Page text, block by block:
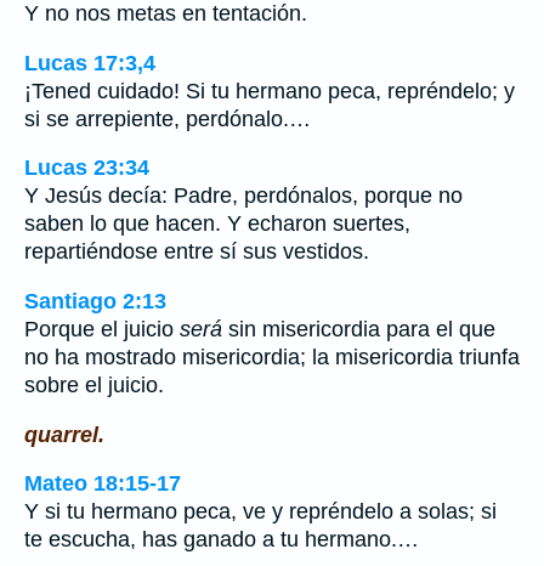
Y no nos metas en tentación.
Lucas 17:3,4
¡Tened cuidado! Si tu hermano peca, repréndelo; y
si se arrepiente, perdónalo.…
Lucas 23:34
Y Jesús decía: Padre, perdónalos, porque no
saben lo que hacen. Y echaron suertes,
repartiéndose entre sí sus vestidos.
Santiago 2:13
Porque el juicio será sin misericordia para el que
no ha mostrado misericordia; la misericordia triunfa
sobre el juicio.
quarrel.
Mateo 18:15-17
Y si tu hermano peca, ve y repréndelo a solas; si
te escucha, has ganado a tu hermano.…